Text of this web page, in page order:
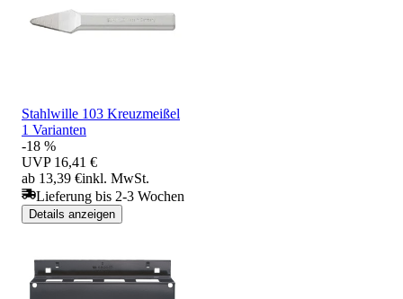
Stahlwille 103 Kreuzmeißel
1 Varianten
-18 %
UVP 16,41 €
ab 13,39 €inkl. MwSt.
Lieferung bis 2-3 Wochen
Details anzeigen